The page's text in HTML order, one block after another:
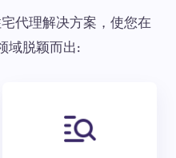
代理解决方案，使您在
域脱颖而出: